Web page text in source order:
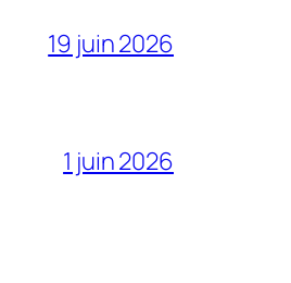
19 juin 2026
1 juin 2026